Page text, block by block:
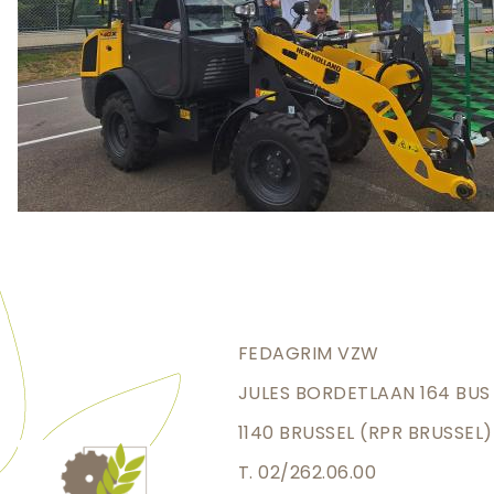
FEDAGRIM VZW
JULES BORDETLAAN 164
1140 BRUSSEL (RPR BRUSSEL)
T. 02/262.06.00